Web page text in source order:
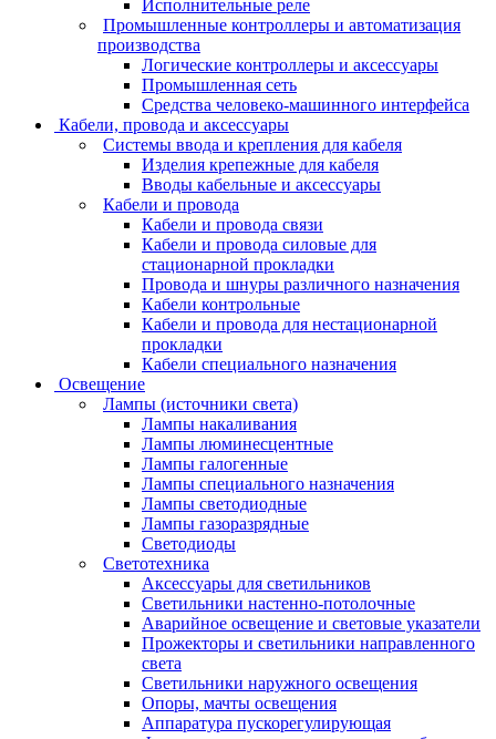
Исполнительные реле
Промышленные контроллеры и автоматизация
производства
Логические контроллеры и аксессуары
Промышленная сеть
Средства человеко-машинного интерфейса
Кабели, провода и аксессуары
Системы ввода и крепления для кабеля
Изделия крепежные для кабеля
Вводы кабельные и аксессуары
Кабели и провода
Кабели и провода связи
Кабели и провода силовые для
стационарной прокладки
Провода и шнуры различного назначения
Кабели контрольные
Кабели и провода для нестационарной
прокладки
Кабели специального назначения
Освещение
Лампы (источники света)
Лампы накаливания
Лампы люминесцентные
Лампы галогенные
Лампы специального назначения
Лампы светодиодные
Лампы газоразрядные
Светодиоды
Светотехника
Аксессуары для светильников
Светильники настенно-потолочные
Аварийное освещение и световые указатели
Прожекторы и светильники направленного
света
Светильники наружного освещения
Опоры, мачты освещения
Аппаратура пускорегулирующая